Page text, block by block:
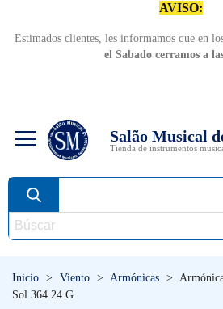
AVISO:
Estimados clientes, les informamos que en
el Sabado cerramos a
Salão Musical
Tienda de instrumentos
Inicio > Viento > Armónicas >
Sol 364 24 G